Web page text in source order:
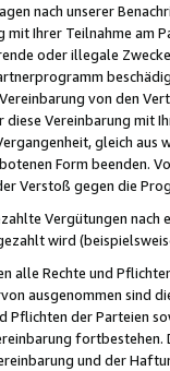
nach unserer
Ihrer Teilnahme am
oder illegale
von den
Vereinbarung mit
gleich
Form beenden.
Verstoß gegen die
Vergütungen
wird
alle Rechte und
ausgenommen sind
der Parteien
und der